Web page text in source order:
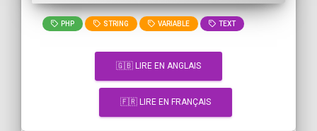
PHP STRING VARIABLE TEXT
🇬🇧 LIRE EN ANGLAIS
🇫🇷 LIRE EN FRANÇAIS